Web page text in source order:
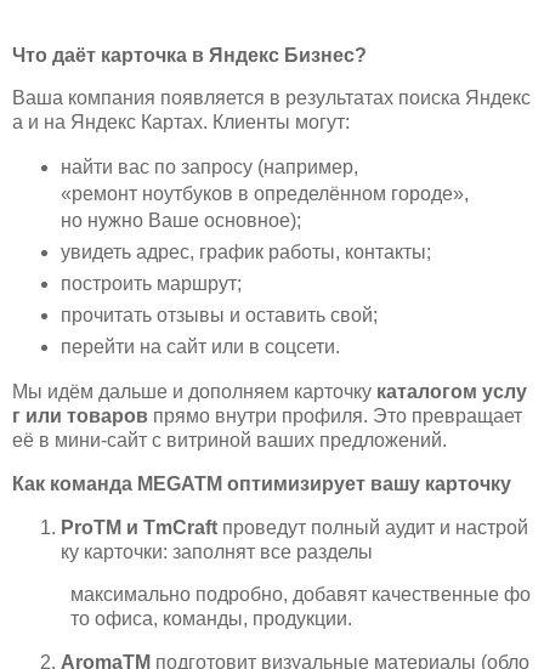
Что даёт карточка в Яндекс Бизнес?
Ваша компания появляется в результатах поиска Яндекс
а и на Яндекс Картах. Клиенты могут:
найти вас по запросу (например,
«ремонт ноутбуков в определённом городе»,
но нужно Ваше основное);
увидеть адрес, график работы, контакты;
построить маршрут;
прочитать отзывы и оставить свой;
перейти на сайт или в соцсети.
Мы идём дальше и дополняем карточку каталогом услу
г или товаров прямо внутри профиля. Это превращает
её в мини‑сайт с витриной ваших предложений.
Как команда MEGATM оптимизирует вашу карточку
ProTM и TmCraft проведут полный аудит и настрой
ку карточки: заполнят все разделы
максимально подробно, добавят качественные фо
то офиса, команды, продукции.
AromaTM подготовит визуальные материалы (обло